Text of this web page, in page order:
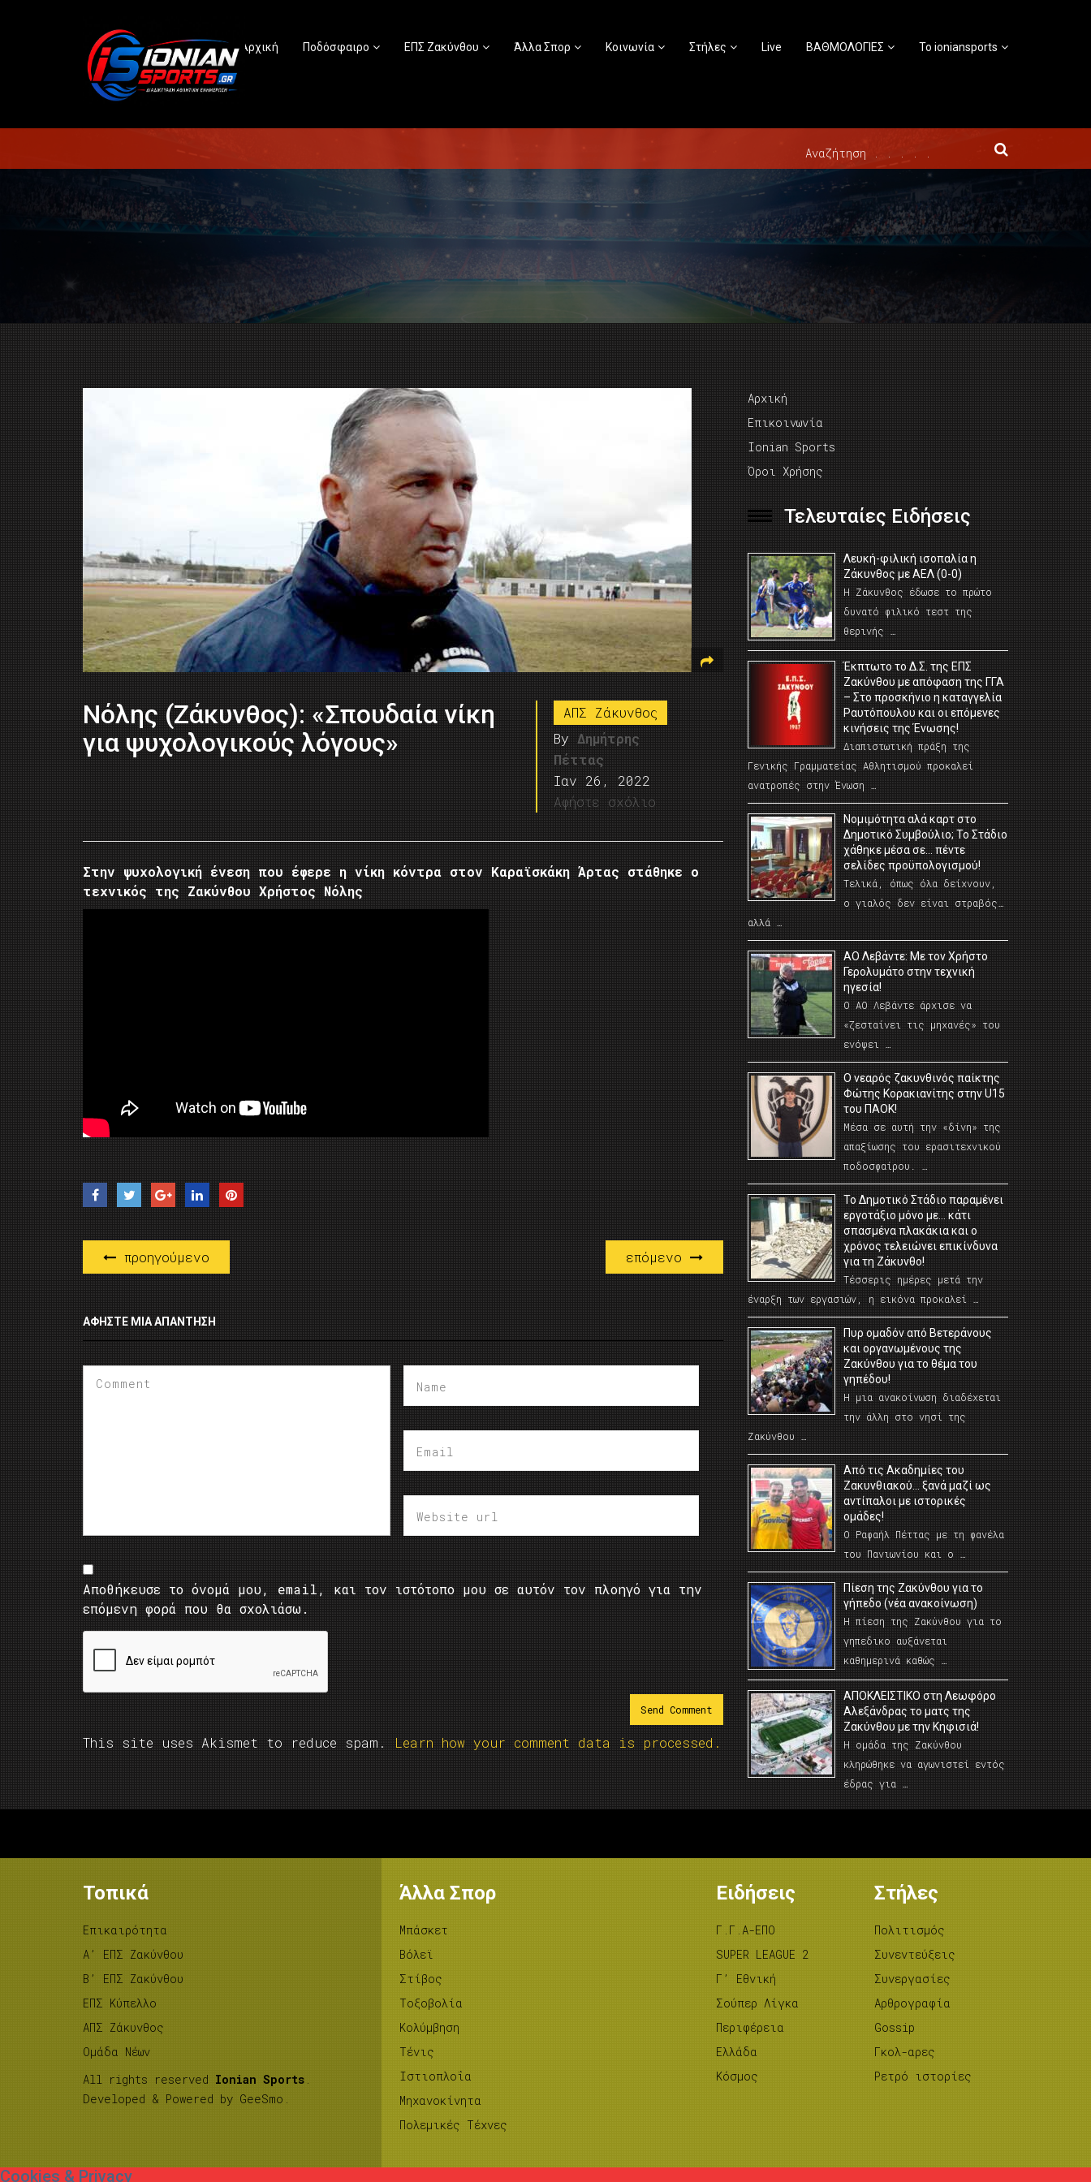
Αρχική Ποδόσφαιρο ΕΠΣ Ζακύνθου Άλλα Σπορ Κοινωνία Στήλες Live ΒΑΘΜΟΛΟΓΙΕΣ Το ioniansports
Νόλης (Ζάκυνθος): «Σπουδαία νίκη
για ψυχολογικούς λόγους»
ΑΠΣ Ζάκυνθος
By Δημήτρης
Πέττας
Ιαν 26, 2022
Αφήστε σχόλιο
Στην ψυχολογική ένεση που έφερε η νίκη κόντρα στον Καραϊσκάκη Άρτας στάθηκε ο
τεχνικός της Ζακύνθου Χρήστος Νόλης
προηγούμενο επόμενο
ΑΦΉΣΤΕ ΜΙΑ ΑΠΆΝΤΗΣΗ
Αποθήκευσε το όνομά μου, email, και τον ιστότοπο μου σε αυτόν τον πλοηγό για την
επόμενη φορά που θα σχολιάσω.
This site uses Akismet to reduce spam. Learn how your comment data is processed.
Αρχική
Επικοινωνία
Ionian Sports
Όροι Χρήσης
Τελευταίες Ειδήσεις
Λευκή-φιλική ισοπαλία η
Ζάκυνθος με ΑΕΛ (0-0)
Η Ζάκυνθος έδωσε το πρώτο
δυνατό φιλικό τεστ της
θερινής …
Έκπτωτο το Δ.Σ. της ΕΠΣ
Ζακύνθου με απόφαση της ΓΓΑ
– Στο προσκήνιο η καταγγελία
Ραυτόπουλου και οι επόμενες
κινήσεις της Ένωσης!
Διαπιστωτική πράξη της
Γενικής Γραμματείας Αθλητισμού προκαλεί
ανατροπές στην Ένωση …
Νομιμότητα αλά καρτ στο
Δημοτικό Συμβούλιο; Το Στάδιο
χάθηκε μέσα σε… πέντε
σελίδες προϋπολογισμού!
Τελικά, όπως όλα δείχνουν,
ο γιαλός δεν είναι στραβός…
αλλά …
ΑΟ Λεβάντε: Με τον Χρήστο
Γερολυμάτο στην τεχνική
ηγεσία!
Ο ΑΟ Λεβάντε άρχισε να
«ζεσταίνει τις μηχανές» του
ενόψει …
O νεαρός ζακυνθινός παίκτης
Φώτης Κορακιανίτης στην U15
του ΠΑΟΚ!
Μέσα σε αυτή την «δίνη» της
απαξίωσης του ερασιτεχνικού
ποδοσφαίρου. …
Το Δημοτικό Στάδιο παραμένει
εργοτάξιο μόνο με… κάτι
σπασμένα πλακάκια και ο
χρόνος τελειώνει επικίνδυνα
για τη Ζάκυνθο!
Τέσσερις ημέρες μετά την
έναρξη των εργασιών, η εικόνα προκαλεί …
Πυρ ομαδόν από Βετεράνους
και οργανωμένους της
Ζακύνθου για το θέμα του
γηπέδου!
Η μια ανακοίνωση διαδέχεται
την άλλη στο νησί της
Ζακύνθου …
Από τις Ακαδημίες του
Ζακυνθιακού… ξανά μαζί ως
αντίπαλοι με ιστορικές
ομάδες!
Ο Ραφαήλ Πέττας με τη φανέλα
του Πανιωνίου και ο …
Πίεση της Ζακύνθου για το
γήπεδο (νέα ανακοίνωση)
Η πίεση της Ζακύνθου για το
γηπεδικο αυξάνεται
καθημερινά καθώς …
AΠΟΚΛΕΙΣΤΙΚΟ στη Λεωφόρο
Αλεξάνδρας το ματς της
Ζακύνθου με την Κηφισιά!
Η ομάδα της Ζακύνθου
κληρώθηκε να αγωνιστεί εντός
έδρας για …
Τοπικά
Επικαιρότητα
A’ ΕΠΣ Ζακύνθου
B’ ΕΠΣ Ζακύνθου
ΕΠΣ Κύπελλο
ΑΠΣ Ζάκυνθος
Ομάδα Νέων
All rights reserved Ionian Sports .
Developed & Powered by GeeSmo .
Άλλα Σπορ
Μπάσκετ
Βόλεϊ
Στίβος
Tοξοβολία
Κολύμβηση
Τένις
Ιστιοπλοΐα
Μηχανοκίνητα
Πολεμικές Τέχνες
Ειδήσεις
Γ.Γ.Α-ΕΠΟ
SUPER LEAGUE 2
Γ’ Εθνική
Σούπερ Λίγκα
Περιφέρεια
Ελλάδα
Κόσμος
Στήλες
Πολιτισμός
Συνεντεύξεις
Συνεργασίες
Αρθρογραφία
Gossip
Γκολ-αρες
Ρετρό ιστορίες
Cookies & Privacy